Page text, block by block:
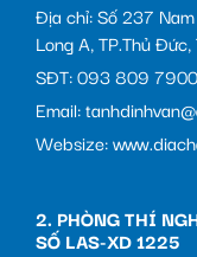
Địa chỉ: Số 237
Long A, TP.Thủ Đức,
SĐT: 093 809
Email:
Websize:
2. PHÒNG THÍ
SỐ LAS-XD 1225